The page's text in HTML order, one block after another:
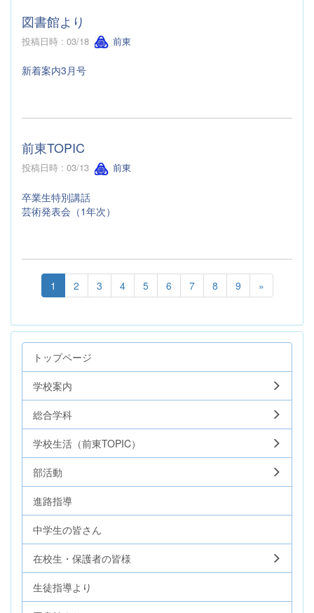
図書館より
投稿日時 : 03/18 前東
新着案内3月号
前東TOPIC
投稿日時 : 03/13 前東
卒業生特別講話
芸術発表会（1年次）
1 2 3 4 5 6 7 8 9 »
トップページ
学校案内
総合学科
学校生活（前東TOPIC）
部活動
進路指導
中学生の皆さん
在校生・保護者の皆様
生徒指導より